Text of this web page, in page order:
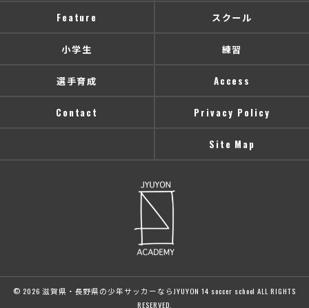
Feature スクール
小学生 練習
選手育成 Access
Contact Privacy Policy
Site Map
© 2026 滋賀県・長野県の少年サッカーならJYUYON 14 soccer school ALL RIGHTS
RESERVED.